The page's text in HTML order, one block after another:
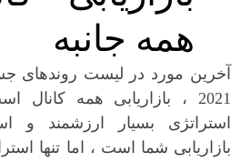
همه جانبه
آخرین مورد در لیست روندهای
استراتژی بسیار ارزشمند و
بازاریابی شما است ، اما تنها